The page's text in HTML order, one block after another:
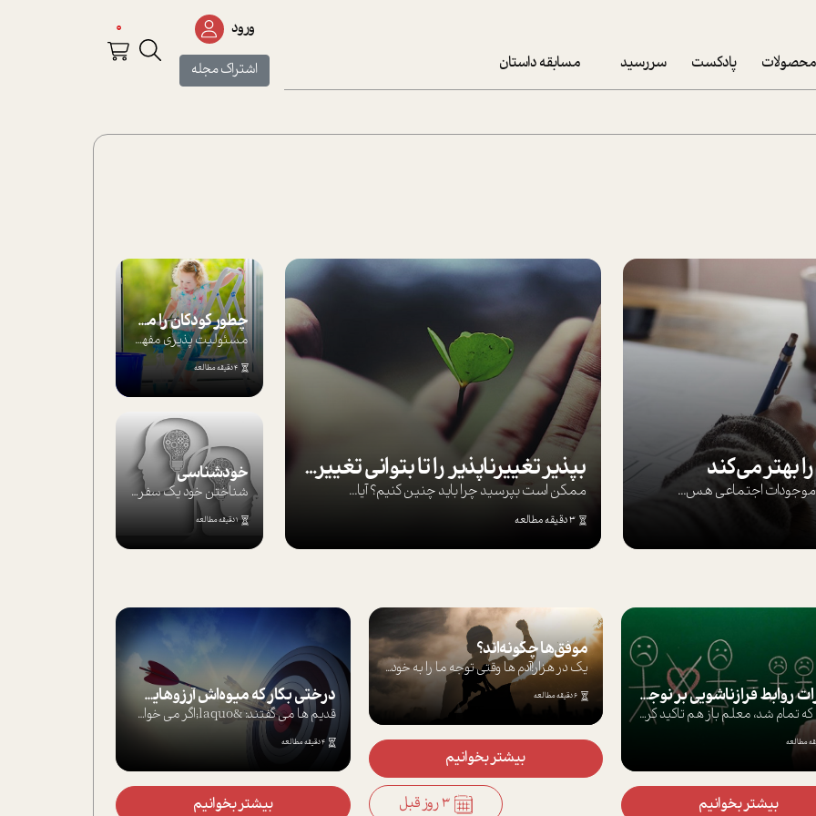
محصولات پادکست سررسید
تقویم دیواری
مسابقه داستان
ورود
اشتراک مجله
0
بهتر می‌کند
موجودات اجتماعی هس...
بپذير تغييرناپذير را تا بتواني تغييرش دهي!‏
ممکن است بپرسيد چرا بايد چنين کنيم؟ آيا...
3 دقیقه مطالعه
چطور کودکان را مسئولیت‌پذیر بار بیاورید؟
مسئولیت پذیری مفهومی ا ست که هر چه کودکت...
4 دقیقه مطالعه
خودشناسی
شناختن خود یک سفر است؛ سفری که از مسیره...
1 دقیقه مطالعه
تاثيرات روابط فرا‌زناشويي بر نوجوانان
درس كه تمام شد، معلم باز هم تاکید کرد که...
بیشتر بخوانیم
موفق‌ها چگونه‌اند؟
یک در هزار!آدم ها وقتی توجه ما را به خود...
6 دقیقه مطالعه
بیشتر بخوانیم
3 روز قبل
درختی بکار که میوه‌اش آرزوهایت باشد!
قدیم ها می گفتند: &laquo;اگر می خواهی ه...
4 دقیقه مطالعه
بیشتر بخوانیم